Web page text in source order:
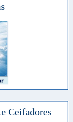
Ceifadores